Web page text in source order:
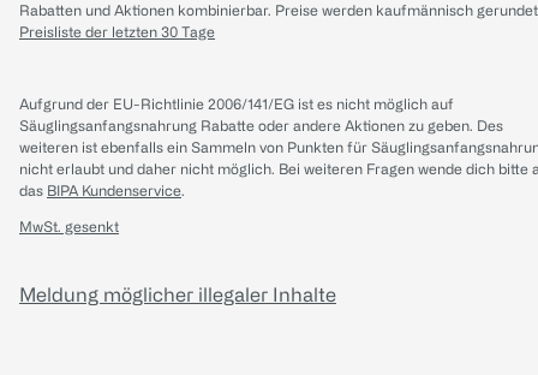
Rabatten und Aktionen kombinierbar. Preise werden kaufmännisch
Preisliste der letzten 30 Tage
Aufgrund der EU-Richtlinie 2006/141/EG ist es nicht möglich auf
Säuglingsanfangsnahrung Rabatte oder andere Aktionen zu geben. Des
weiteren ist ebenfalls ein Sammeln von Punkten für
nicht erlaubt und daher nicht möglich. Bei weiteren Fragen wende dich bitte
das BIPA Kundenservice.
MwSt. gesenkt
Meldung möglicher illegaler Inhalte